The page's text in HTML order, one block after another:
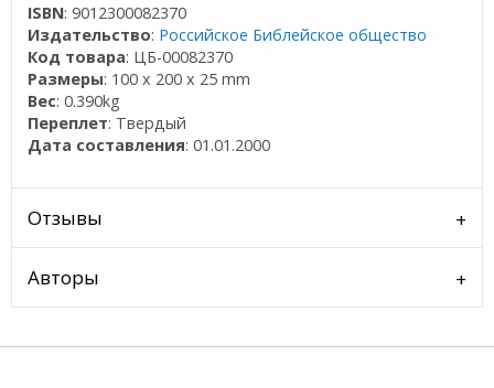
ISBN: 9012300082370
Издательство: Российское Библейское общество
Код товара: ЦБ-00082370
Размеры: 100 x 200 x 25 mm
Вес: 0.390kg
Переплет: Твердый
Дата составления: 01.01.2000
Отзывы
Авторы